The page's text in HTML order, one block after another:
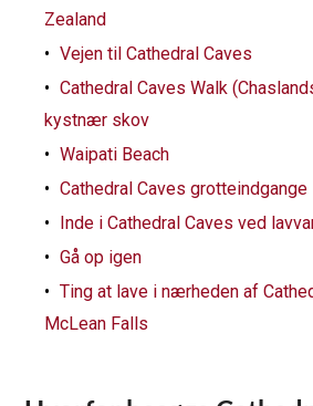
Zealand
Vejen til Cathedral Caves
Cathedral Caves Walk
kystnær skov
Waipati Beach
Cathedral Caves grotteindgange
Inde i Cathedral Caves ved
Gå op igen
Ting at lave i nærheden af
McLean Falls